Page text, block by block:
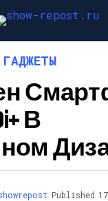
В
Published